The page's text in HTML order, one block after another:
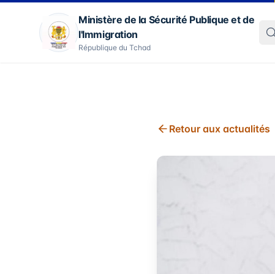
Ministère de la Sécurité Publique et de
l'Immigration
République du Tchad
Retour aux actualités